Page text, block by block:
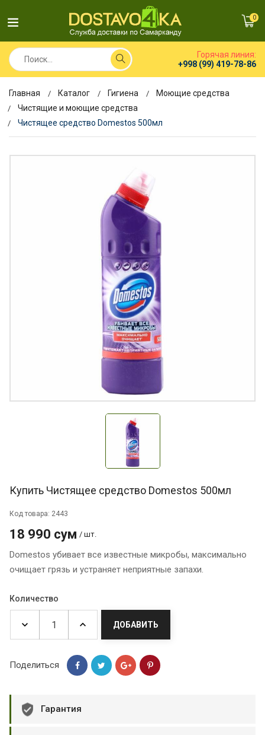
0
Горячая линия:
+998 (99) 419-78-86
Главная Каталог Гигиена
Моющие средства
Чистящие и моющие средства
Чистящее средство Domestos 500мл
Купить Чистящее средство Domestos 500мл
Код товара: 2443
18 990 сум / шт.
Domestos убивает все известные микробы, максимально
очищает грязь и устраняет неприятные запахи.
Количество
ДОБАВИТЬ
Поделиться
Гарантия